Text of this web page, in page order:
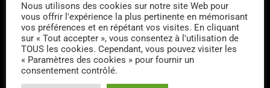
NOM*
Nous utilisons des cookies sur notre site Web pour
vous offrir l'expérience la plus pertinente en mémorisant
vos préférences et en répétant vos visites. En cliquant
sur « Tout accepter », vous consentez à l'utilisation de
TOUS les cookies. Cependant, vous pouvez visiter les
« Paramètres des cookies » pour fournir un
consentement contrôlé.